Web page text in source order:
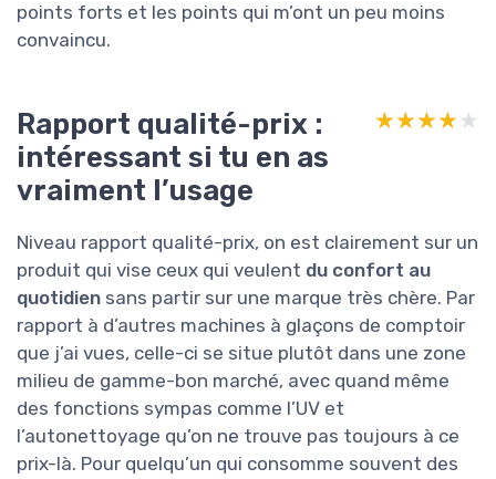
points forts et les points qui m’ont un peu moins
convaincu.
Rapport qualité-prix :
intéressant si tu en as
vraiment l’usage
★★★★★
★★★★★
Niveau rapport qualité-prix, on est clairement sur un
produit qui vise ceux qui veulent du confort au
quotidien sans partir sur une marque très chère. Par
rapport à d’autres machines à glaçons de comptoir
que j’ai vues, celle-ci se situe plutôt dans une zone
milieu de gamme-bon marché, avec quand même
des fonctions sympas comme l’UV et
l’autonettoyage qu’on ne trouve pas toujours à ce
prix-là. Pour quelqu’un qui consomme souvent des